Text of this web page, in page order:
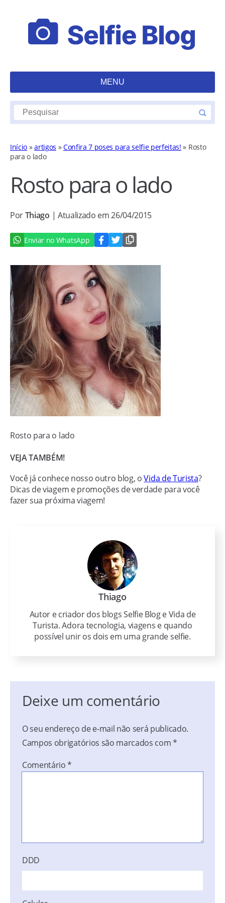
MENU
Início »artigos »Confira 7 poses para selfie perfeitas! » Rosto
para o lado
Rosto para o lado
PorThiago | Atualizado em 26/04/2015
Enviar no WhatsApp
Rosto para o lado
VEJA TAMBÉM!
Você já conhece nosso outro blog, oVida de Turista?
Dicas de viagem e promoções de verdade para você
fazer sua próxima viagem!
Thiago
Autor e criador dos blogs Selfie Blog e Vida de
Turista. Adora tecnologia, viagens e quando
possível unir os dois em uma grande selfie.
Deixe um comentário
O seu endereço de e-mail não será publicado.
Campos obrigatórios são marcados com*
Comentário*
DDD